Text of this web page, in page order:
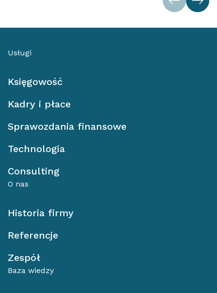
Usługi
Księgowość
Kadry i płace
Sprawozdania finansowe
Technologia
Consulting
O nas
Historia firmy
Referencje
Zespół
Baza wiedzy